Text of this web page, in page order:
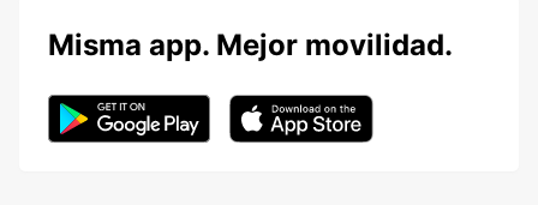
Misma app. Mejor movilidad.